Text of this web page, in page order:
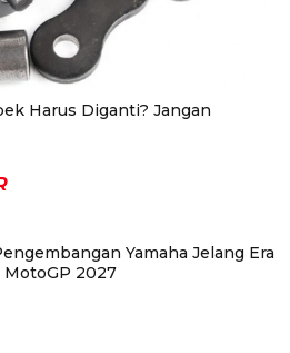
Harus Diganti? Jangan
Yamaha Jelang Era
2027